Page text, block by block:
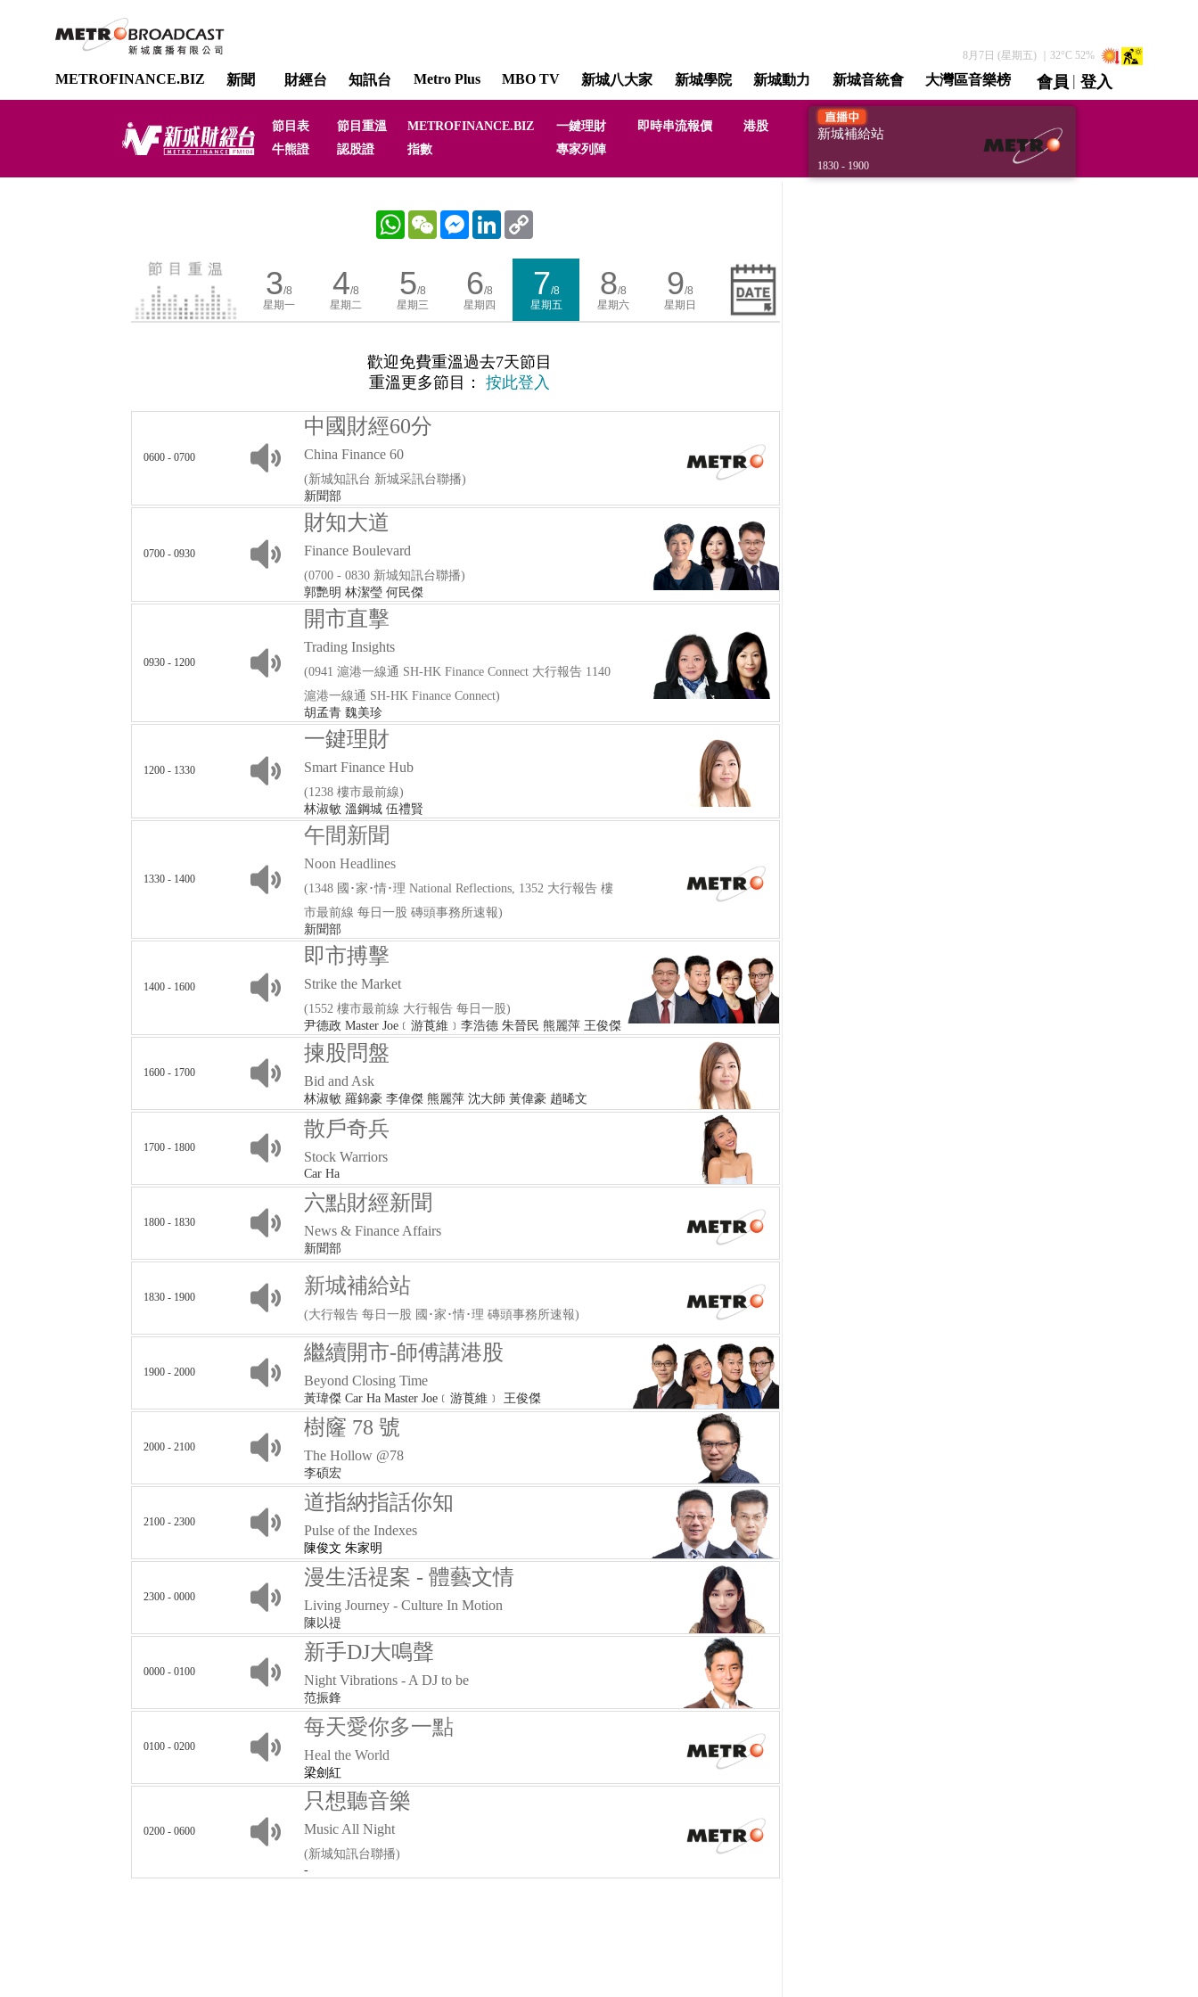
8月7日 (星期五) ｜ 32°C 52%
METROFINANCE.BIZ 新聞 財經台 知訊台 Metro Plus MBO TV 新城八大家 新城學院 新城動力 新城音統會 大灣區音樂榜 會員 | 登入
直播 / 重溫
節目表 節目重溫 METROFINANCE.BIZ 一鍵理財 即時串流報價
港股
牛熊證
認股證 指數 專家列陣
新城補給站
1830 - 1900
WhatsAppWeChat MessengerLinkedIn
3/8
星期一
4/8
星期二
5/8
星期三
6/8
星期四
7/8
星期五
8/8
星期六
9/8
星期日
歡迎免費重溫過去7天節目
重溫更多節目： 按此登入
0600 - 0700
中國財經60分
China Finance 60
(新城知訊台 新城采訊台聯播)
新聞部
0700 - 0930
財知大道
Finance Boulevard
(0700 - 0830 新城知訊台聯播)
郭艷明 林潔瑩 何民傑
0930 - 1200
開市直擊
Trading Insights
(0941 滬港一線通 SH-HK Finance Connect 大行報告 1140
滬港一線通 SH-HK Finance Connect)
胡孟青 魏美珍
1200 - 1330
一鍵理財
Smart Finance Hub
(1238 樓市最前線)
林淑敏 溫鋼城 伍禮賢
1330 - 1400
午間新聞
Noon Headlines
(1348 國･家･情･理 National Reflections, 1352 大行報告 樓
市最前線 每日一股 磚頭事務所速報)
新聞部
1400 - 1600
即市搏擊
Strike the Market
(1552 樓市最前線 大行報告 每日一股)
尹德政 Master Joe﹝游莨維﹞李浩德 朱晉民 熊麗萍 王俊傑
1600 - 1700
揀股問盤
Bid and Ask
林淑敏 羅錦豪 李偉傑 熊麗萍 沈大師 黃偉豪 趙晞文
1700 - 1800
散戶奇兵
Stock Warriors
Car Ha
1800 - 1830
六點財經新聞
News & Finance Affairs
新聞部
1830 - 1900 新城補給站
(大行報告 每日一股 國･家･情･理 磚頭事務所速報)
1900 - 2000
繼續開市-師傅講港股
Beyond Closing Time
黃瑋傑 Car Ha Master Joe﹝游莨維﹞ 王俊傑
2000 - 2100
樹窿 78 號
The Hollow @78
李碩宏
2100 - 2300
道指納指話你知
Pulse of the Indexes
陳俊文 朱家明
2300 - 0000
漫生活禔案 - 體藝文情
Living Journey - Culture In Motion
陳以禔
0000 - 0100
新手DJ大鳴聲
Night Vibrations - A DJ to be
范振鋒
0100 - 0200
每天愛你多一點
Heal the World
梁劍紅
0200 - 0600
只想聽音樂
Music All Night
(新城知訊台聯播)
-